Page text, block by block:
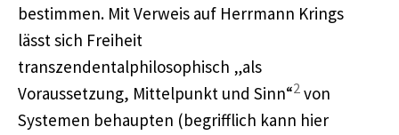
bestimmen. Mit Verweis auf Herrmann Krings
lässt sich Freiheit
transzendentalphilosophisch „als
Voraussetzung, Mittelpunkt und Sinn“2 von
Systemen behaupten (begrifflich kann hier